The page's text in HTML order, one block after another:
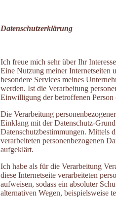
Datenschutzerklärung
Ich freue mich sehr über Ihr
Eine Nutzung meiner Internetseiten
besondere Services meines
werden. Ist die Verarbeitung
Einwilligung der betroffenen Person
Die Verarbeitung
Einklang mit der Datenschutz-
Datenschutzbestimmungen. Mittels
verarbeiteten personenbezogenen
aufgeklärt.
Ich habe als für die Verarbeitung
diese Internetseite verarbeiteten
aufweisen, sodass ein absoluter
alternativen Wegen, beispielsweise